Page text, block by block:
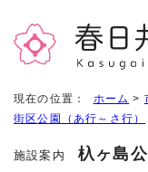
現在の位置： ホーム >
街区公園（あ行～さ行）
施設案内 杁ヶ島